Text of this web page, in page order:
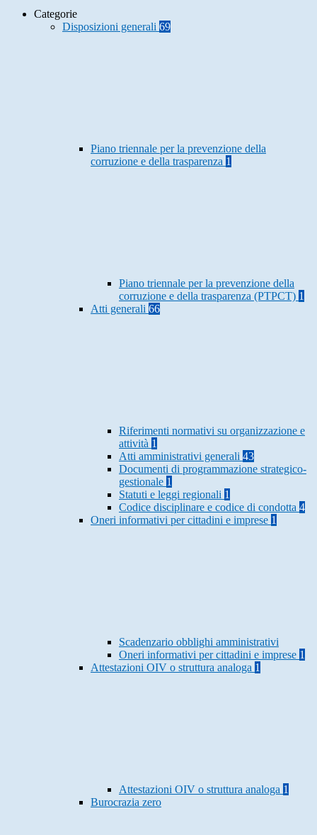
Categorie
Disposizioni generali 69
Piano triennale per la prevenzione della
corruzione e della trasparenza 1
Piano triennale per la prevenzione della
corruzione e della trasparenza (PTPCT) 1
Atti generali 66
Riferimenti normativi su organizzazione e
attività 1
Atti amministrativi generali 43
Documenti di programmazione strategico-
gestionale 1
Statuti e leggi regionali 1
Codice disciplinare e codice di condotta 4
Oneri informativi per cittadini e imprese 1
Scadenzario obblighi amministrativi
Oneri informativi per cittadini e imprese 1
Attestazioni OIV o struttura analoga 1
Attestazioni OIV o struttura analoga 1
Burocrazia zero